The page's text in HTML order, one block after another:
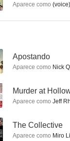
True Detective
Aparece como (voice)
Apostando
Aparece como Nick
Murder at
Aparece como Jeff
The Collective
Aparece como Miro